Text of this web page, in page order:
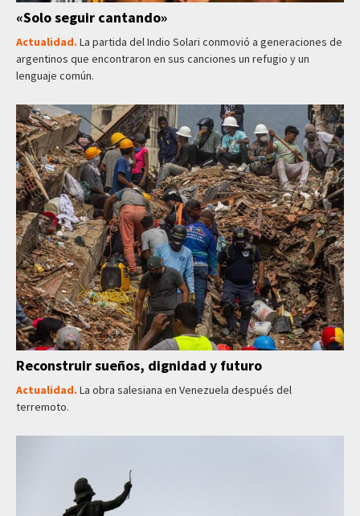
«Solo seguir cantando»
Actualidad. La partida del Indio Solari conmovió a generaciones de
argentinos que encontraron en sus canciones un refugio y un
lenguaje común.
Reconstruir sueños, dignidad y futuro
Actualidad. La obra salesiana en Venezuela después del
terremoto.